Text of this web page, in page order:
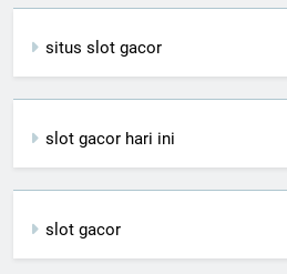
situs slot gacor
slot gacor hari ini
slot gacor